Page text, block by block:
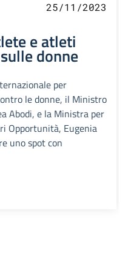
25/11/2023
e atleti
donne
per
le donne, il Ministro
Abodi, e la Ministra per
Opportunità, Eugenia
uno spot con